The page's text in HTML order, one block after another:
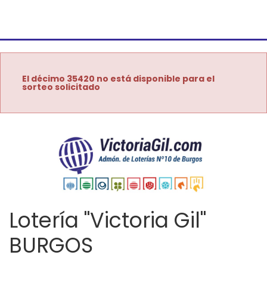
El décimo 35420 no está disponible para el
sorteo solicitado
Lotería "Victoria Gil"
BURGOS